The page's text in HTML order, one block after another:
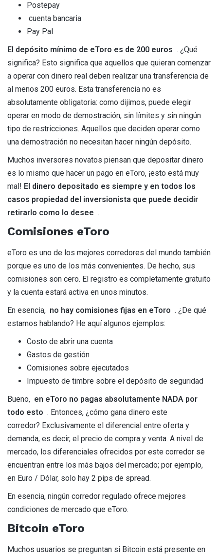
Postepay
cuenta bancaria
Pay Pal
El depósito mínimo de eToro es de 200 euros . ¿Qué
significa? Esto significa que aquellos que quieran comenzar
a operar con dinero real deben realizar una transferencia de
al menos 200 euros. Esta transferencia no es
absolutamente obligatoria: como dijimos, puede elegir
operar en modo de demostración, sin límites y sin ningún
tipo de restricciones. Aquellos que deciden operar como
una demostración no necesitan hacer ningún depósito.
Muchos inversores novatos piensan que depositar dinero
es lo mismo que hacer un pago en eToro, ¡esto está muy
mal! El dinero depositado es siempre y en todos los
casos propiedad del inversionista que puede decidir
retirarlo como lo desee .
Comisiones eToro
eToro es uno de los mejores corredores del mundo también
porque es uno de los más convenientes. De hecho, sus
comisiones son cero. El registro es completamente gratuito
y la cuenta estará activa en unos minutos.
En esencia, no hay comisiones fijas en eToro . ¿De qué
estamos hablando? He aquí algunos ejemplos:
Costo de abrir una cuenta
Gastos de gestión
Comisiones sobre ejecutados
Impuesto de timbre sobre el depósito de seguridad
Bueno, en eToro no pagas absolutamente NADA por
todo esto . Entonces, ¿cómo gana dinero este
corredor? Exclusivamente el diferencial entre oferta y
demanda, es decir, el precio de compra y venta. A nivel de
mercado, los diferenciales ofrecidos por este corredor se
encuentran entre los más bajos del mercado; por ejemplo,
en Euro / Dólar, solo hay 2 pips de spread.
En esencia, ningún corredor regulado ofrece mejores
condiciones de mercado que eToro.
Bitcoin eToro
Muchos usuarios se preguntan si Bitcoin está presente en